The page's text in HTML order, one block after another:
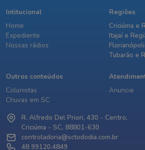
Intitucional
Home
Expediente
Nossas rádios
Regiões
Criciúma e
Itajaí e
Tubarão e
Outros conteúdos
Colunistas
Chuvas em SC
Anuncie
R. Alfredo Del Priori, 430 - Centro,
Criciúma - SC, 88801-630
controladoria@sctododia.com.br
48 99120.4849